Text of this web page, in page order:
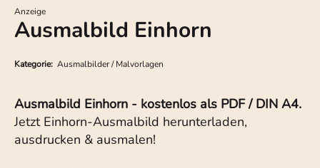
Anzeige
Ausmalbild Einhorn
Kategorie: Ausmalbilder / Malvorlagen
Ausmalbild Einhorn - kostenlos als PDF / DIN A4.
Jetzt Einhorn-Ausmalbild herunterladen,
ausdrucken & ausmalen!